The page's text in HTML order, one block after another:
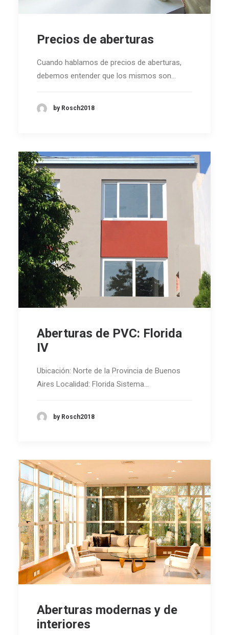
Precios de aberturas
Cuando hablamos de precios de aberturas,
debemos entender que los mismos son…
by Rosch2018
Aberturas de PVC: Florida
IV
Ubicación: Norte de la Provincia de Buenos
Aires Localidad: Florida Sistema…
by Rosch2018
Aberturas modernas y de
interiores